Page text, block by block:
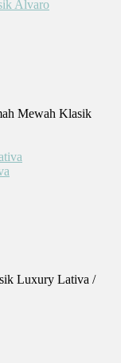
Alvaro
Mewah Klasik
Luxury Lativa /